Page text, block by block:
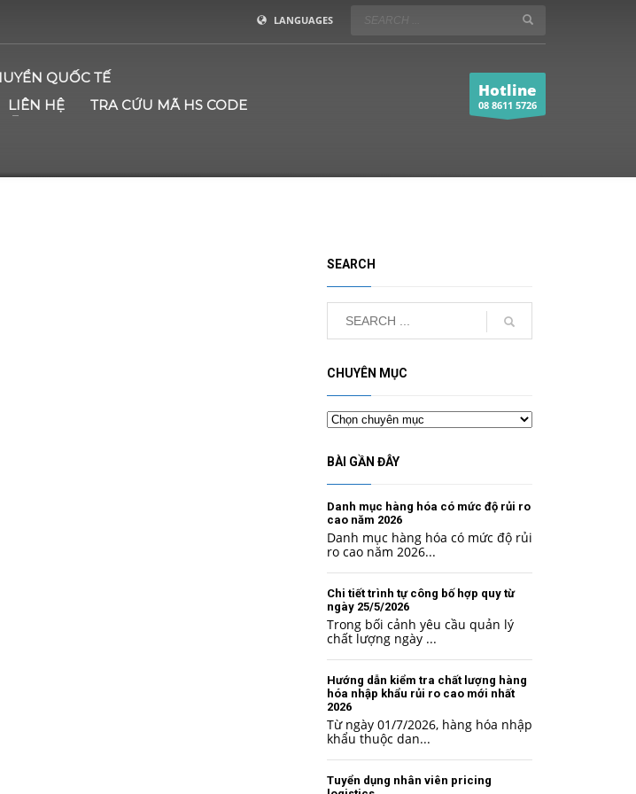
LANGUAGES
QUỐC TẾ
LIÊN HỆ TRA CỨU MÃ HS CODE
Hotline
08 8611 5726
SEARCH
CHUYÊN MỤC
Chuyên
mục
BÀI GẦN ĐÂY
Danh mục hàng hóa có mức độ rủi ro
cao năm 2026
Danh mục hàng hóa có mức độ rủi
ro cao năm 2026...
Chi tiết trình tự công bố hợp quy từ
ngày 25/5/2026
Trong bối cảnh yêu cầu quản lý
chất lượng ngày ...
Hướng dẫn kiểm tra chất lượng hàng
hóa nhập khẩu rủi ro cao mới nhất
2026
Từ ngày 01/7/2026, hàng hóa nhập
khẩu thuộc dan...
Tuyển dụng nhân viên pricing